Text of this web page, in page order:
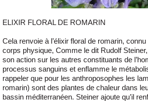
ELIXIR FLORAL DE ROMARIN
Cela renvoie à l’élixir floral de romarin,
corps physique, Comme le dit Rudolf
son action sur les autres constituants de
processus sanguins et enflamme le
rappeler que pour les anthroposophes les
romarin) sont des plantes de chaleur dans
bassin méditerranéen. Steiner ajoute qu’il